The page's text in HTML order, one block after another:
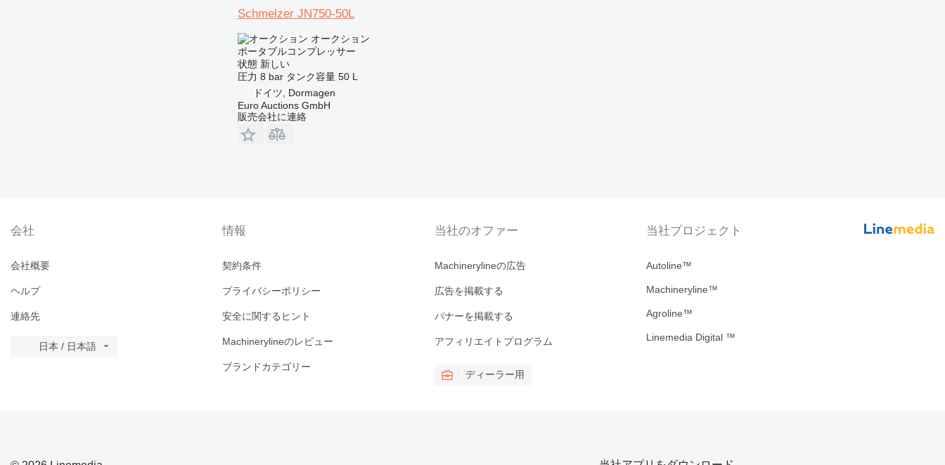
Schmelzer JN750-50L
オークション
ポータブルコンプレッサー
状態新しい
圧力 8 bar タンク容量 50 L
ドイツ, Dormagen
Euro Auctions GmbH
販売会社に連絡
会社
会社概要
ヘルプ
連絡先
日本 / 日本語
情報
契約条件
プライバシーポリシー
安全に関するヒント
Machinerylineのレビュー
ブランドカテゴリー
当社のオファー
Machinerylineの広告
広告を掲載する
バナーを掲載する
アフィリエイトプログラム
ディーラー用
当社プロジェクト
Autoline™
Machineryline™
Agroline™
Linemedia Digital ™